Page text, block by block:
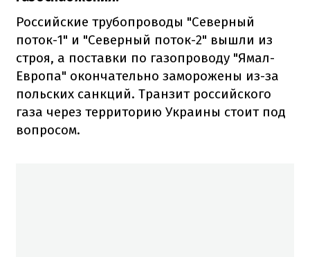
Российские трубопроводы "Северный
поток-1" и "Северный поток-2" вышли из
строя, а поставки по газопроводу "Ямал-
Европа" окончательно заморожены из-за
польских санкций. Транзит российского
газа через территорию Украины стоит под
вопросом.